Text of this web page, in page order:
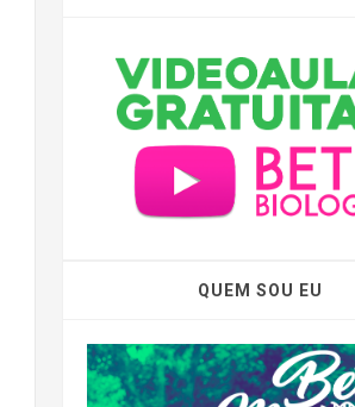
QUEM SOU EU